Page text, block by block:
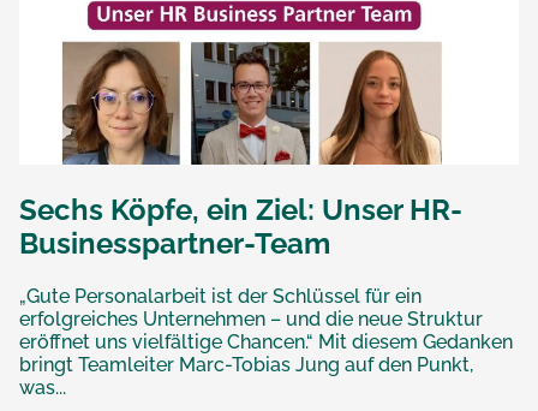
Sechs Köpfe, ein Ziel: Unser HR-
Businesspartner-Team
„Gute Personalarbeit ist der Schlüssel für ein
erfolgreiches Unternehmen – und die neue Struktur
eröffnet uns vielfältige Chancen.“ Mit diesem Gedanken
bringt Teamleiter Marc-Tobias Jung auf den Punkt,
was...